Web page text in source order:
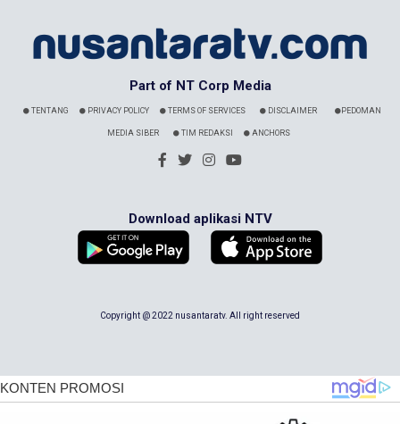
Part of NT Corp Media
TENTANG PRIVACY POLICY TERMS OF SERVICES DISCLAIMER PEDOMAN
MEDIA SIBER TIM REDAKSI ANCHORS
Download aplikasi NTV
Copyright @ 2022 nusantaratv. All right reserved